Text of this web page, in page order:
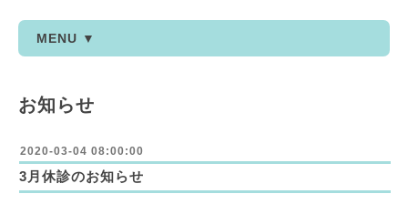
MENU ▼
お知らせ
2020-03-04 08:00:00
3月休診のお知らせ